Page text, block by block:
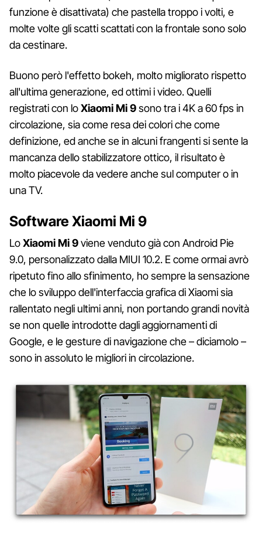
funzione è disattivata) che pastella troppo i volti, e
molte volte gli scatti scattati con la frontale sono solo
da cestinare.
Buono però l'effetto bokeh, molto migliorato rispetto
all'ultima generazione, ed ottimi i video. Quelli
registrati con loXiaomi Mi 9sono tra i 4K a 60 fps in
circolazione, sia come resa dei colori che come
definizione, ed anche se in alcuni frangenti si sente la
mancanza dello stabilizzatore ottico, il risultato è
molto piacevole da vedere anche sul computer o in
una TV.
Software Xiaomi Mi 9
LoXiaomi Mi 9viene venduto già con Android Pie
9.0, personalizzato dalla MIUI 10.2. E come ormai avrò
ripetuto fino allo sfinimento, ho sempre la sensazione
che lo sviluppo dell'interfaccia grafica di Xiaomi sia
rallentato negli ultimi anni, non portando grandi novità
se non quelle introdotte dagli aggiornamenti di
Google, e le gesture di navigazione che – diciamolo –
sono in assoluto le migliori in circolazione.